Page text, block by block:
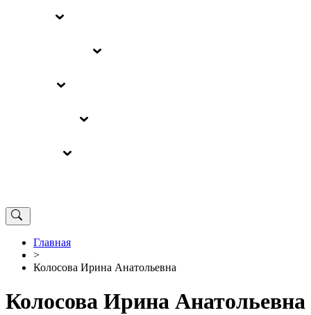
Главная
>
Колосова Ирина Анатольевна
Колосова Ирина Анатольевна